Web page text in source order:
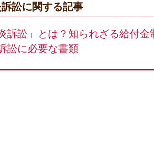
訟に関する記事
訴訟」とは？知られざる給付
訟に必要な書類